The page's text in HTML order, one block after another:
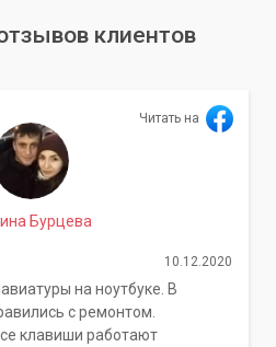
клиентов
Читать на
Бурцева
10.12.2020
на ноутбуке. В
с ремонтом.
клавиши работают